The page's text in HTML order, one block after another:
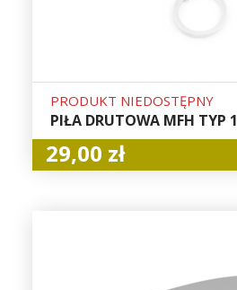
PRODUKT NIEDOSTĘPNY
PIŁA DRUTOWA MFH TYP 1
29,00 zł